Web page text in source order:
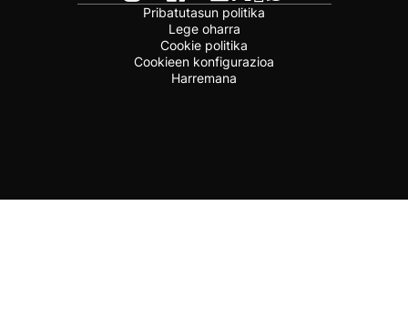
Pribatutasun politika
Lege oharra
Cookie politika
Cookieen konfigurazioa
Harremana